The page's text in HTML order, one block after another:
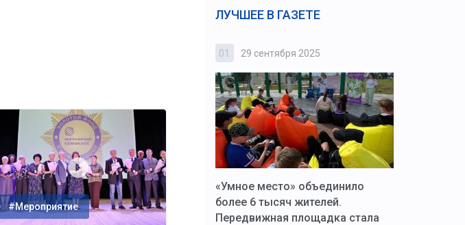
#Мероприятие
ЛУЧШЕЕ В ГАЗЕТЕ
Штурмовик огня. Казак Алексей
Коробов после возвращения со
спецоперации сделал
01 29 сентября 2025
«Умное место» объединило
более 6 тысяч жителей.
Передвижная площадка стала